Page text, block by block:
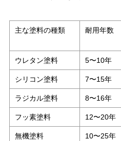
主な塗料の種類 耐用年数
ウレタン塗料 5〜10年
シリコン塗料 7〜15年
ラジカル塗料 8〜16年
フッ素塗料 12〜20年
無機塗料 10〜25年